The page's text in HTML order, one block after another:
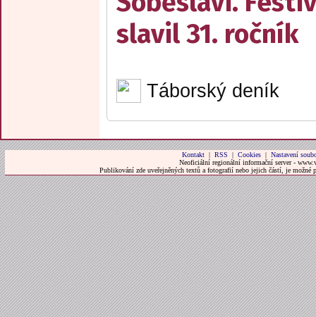
slavil 31. ročník
Táborský deník
Kontakt| RSS | Cookies| Nastavení
Neoficiální regionální informační server -
Publikování zde uveřejněných textů a fotografií nebo jejich částí, je možné